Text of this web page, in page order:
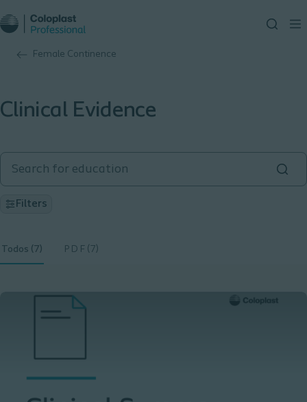
Female Continence
Clinical Evidence
Filters
Todos (7) P D F (7)